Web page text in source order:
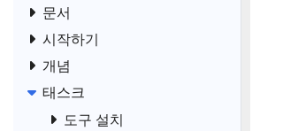
문서
시작하기
개념
태스크
도구 설치